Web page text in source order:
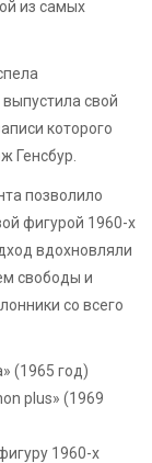
из самых
свой
которого
Генсбур.
позволило
фигурой 1960-х
вдохновляли
свободы и
со всего
(1965 год)
plus» (1969
1960-х